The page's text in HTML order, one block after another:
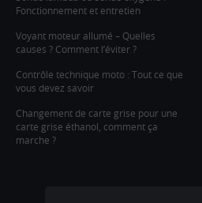
Fonctionnement et entretien
Voyant moteur allumé – Quelles
causes ? Comment l’éviter ?
Contrôle technique moto : Tout ce que
vous devez savoir
Changement de carte grise pour une
carte grise éthanol, comment ça
marche ?